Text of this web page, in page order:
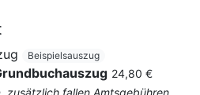
Beispielsauszug
24,80 €
zusätzlich fallen Amtsgebühren